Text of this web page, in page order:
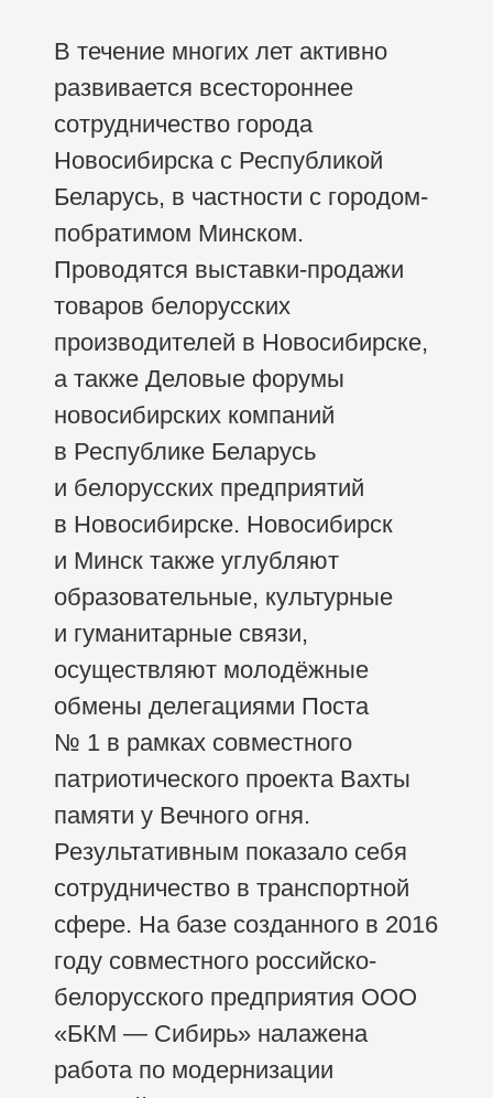
В течение многих лет активно
развивается всестороннее
сотрудничество города
Новосибирска с Республикой
Беларусь, в частности с городом-
побратимом Минском.
Проводятся выставки-продажи
товаров белорусских
производителей в Новосибирске,
а также Деловые форумы
новосибирских компаний
в Республике Беларусь
и белорусских предприятий
в Новосибирске. Новосибирск
и Минск также углубляют
образовательные, культурные
и гуманитарные связи,
осуществляют молодёжные
обмены делегациями Поста
№ 1 в рамках совместного
патриотического проекта Вахты
памяти у Вечного огня.
Результативным показало себя
сотрудничество в транспортной
сфере. На базе созданного в 2016
году совместного российско-
белорусского предприятия ООО
«БКМ — Сибирь» налажена
работа по модернизации